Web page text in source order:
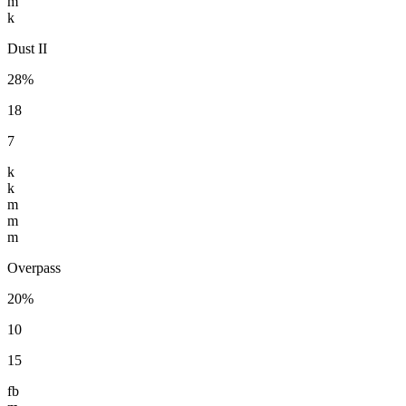
k
Dust II
28%
18
7
k
k
m
m
m
Overpass
20%
10
15
fb